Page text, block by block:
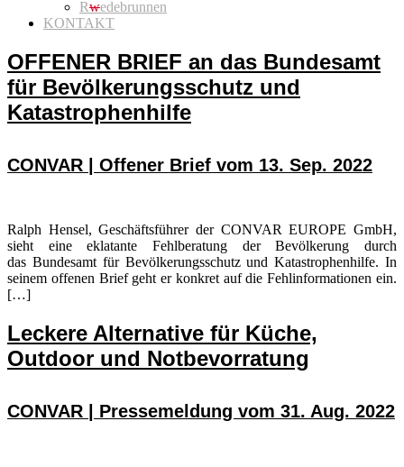
Rwedebrunnen
KONTAKT
OFFENER BRIEF an das Bundesamt
für Bevölkerungsschutz und
Katastrophenhilfe
CONVAR | Offener Brief vom 13. Sep. 2022
Ralph Hensel, Geschäftsführer der CONVAR EUROPE GmbH,
sieht eine eklatante Fehlberatung der Bevölkerung durch
das Bundesamt für Bevölkerungsschutz und Katastrophenhilfe. In
seinem offenen Brief geht er konkret auf die Fehlinformationen ein.
[…]
Leckere Alternative für Küche,
Outdoor und Notbevorratung
CONVAR | Pressemeldung vom 31. Aug. 2022